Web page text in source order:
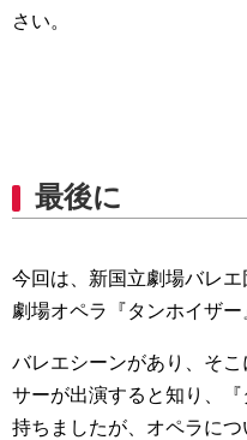
さい。
最後に
今回は、新国立劇場バレ
劇場オペラ『タンホイザー
バレエシーンがあり、そ
サーが出演すると知り、
持ちましたが、オペラに